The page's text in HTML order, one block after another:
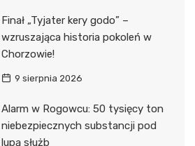
Finał „Tyjater kery godo” –
wzruszająca historia pokoleń w
Chorzowie!
9 sierpnia 2026
Alarm w Rogowcu: 50 tysięcy ton
niebezpiecznych substancji pod
lupą służb